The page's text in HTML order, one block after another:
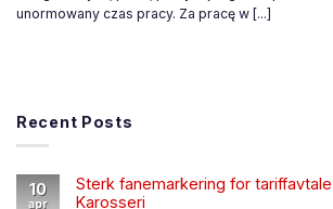
unormowany czas pracy. Za pracę w [...]
Recent Posts
10
apr
Sterk fanemarkering for
Karosseri